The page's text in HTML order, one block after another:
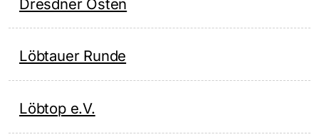
Dresdner Osten
Löbtauer Runde
Löbtop e.V.